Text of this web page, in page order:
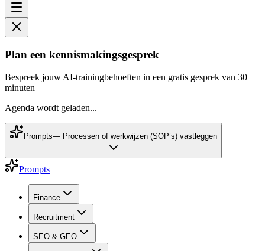
Plan een kennismakingsgesprek
Bespreek jouw AI-trainingbehoeften in een gratis gesprek van 30
minuten
Agenda wordt geladen...
Prompts— Processen of werkwijzen (SOP’s) vastleggen
Prompts
Finance
Recruitment
SEO & GEO